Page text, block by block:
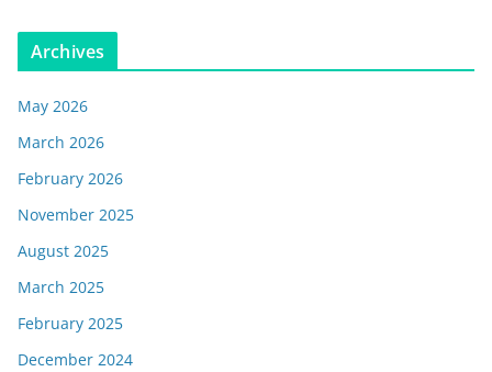
Archives
May 2026
March 2026
February 2026
November 2025
August 2025
March 2025
February 2025
December 2024